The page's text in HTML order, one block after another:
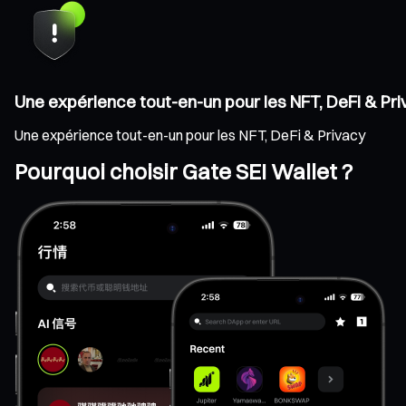
Une expérience tout-en-un pour les NFT, DeFi &
Une expérience tout-en-un pour les NFT, DeFi & Privacy
Pourquoi choisir Gate SEI Wallet ?